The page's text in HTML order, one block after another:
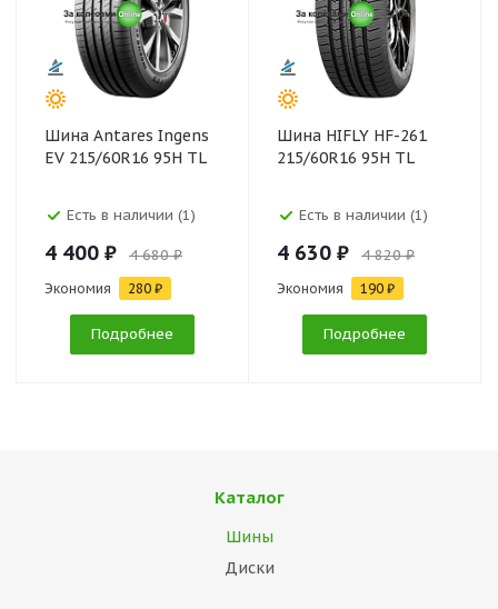
Шина Antares Ingens
EV 215/60R16 95H TL
Есть в наличии (1)
4 400 ₽ 4 680 ₽
Экономия 280 ₽
Подробнее
Шина HIFLY HF-261
215/60R16 95H TL
Есть в наличии (1)
4 630 ₽ 4 820 ₽
Экономия 190 ₽
Подробнее
Каталог
Шины
Диски